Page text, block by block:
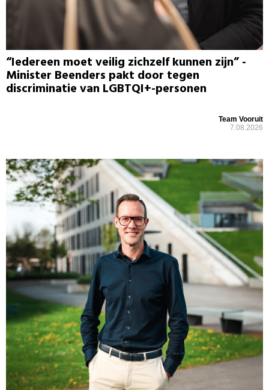
“Iedereen moet veilig zichzelf kunnen zijn” -
Minister Beenders pakt door tegen
discriminatie van LGBTQI+-personen
Team Vooruit
7.08.2026